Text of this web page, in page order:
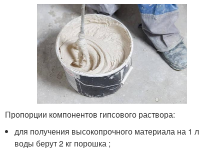
Пропорции компонентов гипсового раствора:
для получения высокопрочного материала на 1 л
воды берут 2 кг порошка ;